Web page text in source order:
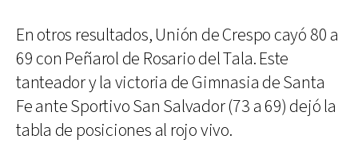
En otros resultados, Unión de Crespo cayó 80 a
69 con Peñarol de Rosario del Tala. Este
tanteador y la victoria de Gimnasia de Santa
Fe ante Sportivo San Salvador (73 a 69) dejó la
tabla de posiciones al rojo vivo.